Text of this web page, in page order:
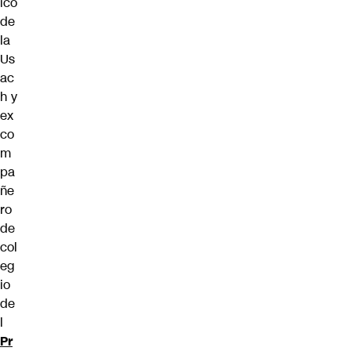
de
la
Us
ac
h y
ex
co
m
pa
ñe
ro
de
col
eg
io
de
l
Pr